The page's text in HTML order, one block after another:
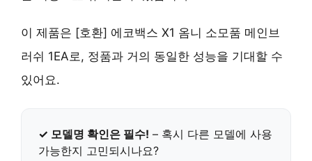
이 제품은 [호환] 에코백스 X1 옴니 소모품 메인브
러쉬 1EA로, 정품과 거의 동일한 성능을 기대할 수
있어요.
✓ 모델명 확인은 필수! – 혹시 다른 모델에 사용
가능한지 고민되시나요?